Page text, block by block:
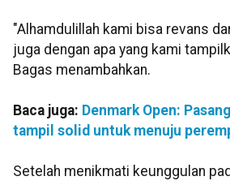
"Alhamdulillah kami bisa revans
juga dengan apa yang kami
Bagas menambahkan.
Baca juga: Denmark Open:
tampil solid untuk menuju
Setelah menikmati keunggulan